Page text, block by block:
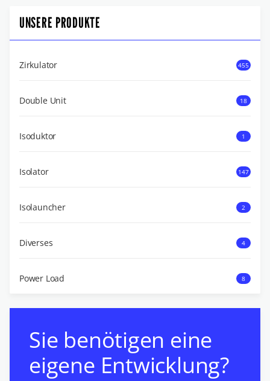
UNSERE PRODUKTE
Zirkulator 455
Double Unit 18
Isoduktor 1
Isolator 147
Isolauncher 2
Diverses 4
Power Load 8
Sie benötigen eine
eigene Entwicklung?